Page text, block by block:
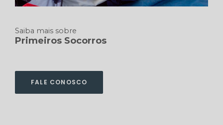
Saiba mais sobre
Primeiros Socorros
FALE CONOSCO